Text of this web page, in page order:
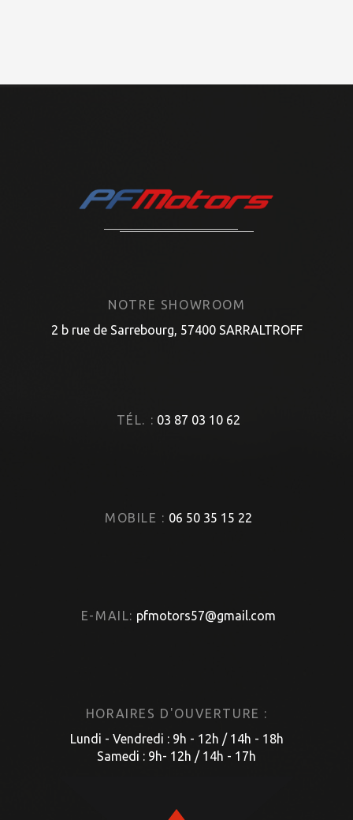
NOTRE SHOWROOM
2 b rue de Sarrebourg, 57400 SARRALTROFF
TÉL. : 03 87 03 10 62
MOBILE : 06 50 35 15 22
E-MAIL: pfmotors57@gmail.com
HORAIRES D'OUVERTURE :
Lundi - Vendredi : 9h - 12h / 14h - 18h
Samedi : 9h- 12h / 14h - 17h